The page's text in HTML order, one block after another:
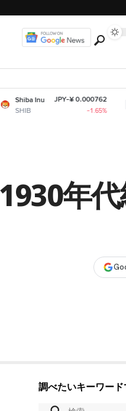
JPY-¥ 0.000762
Bitcoin
BTC
年
調べたいキーワー